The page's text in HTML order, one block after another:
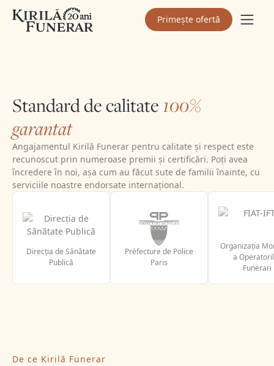
Primește ofertă
sprijinul familiilor de la
primul apel.
Standard de calitate100%
garantat
Angajamentul Kirilă Funerar pentru calitate și respect este
recunoscut prin numeroase premii și certificări. Poți avea
încredere în noi, așa cum au făcut sute de familii înainte, cu
serviciile noastre endorsate internațional.
Direcția de Sănătate
Publică
Préfecture de Police
Paris
Organizația
a
Funerari
De ce Kirilă Funerar